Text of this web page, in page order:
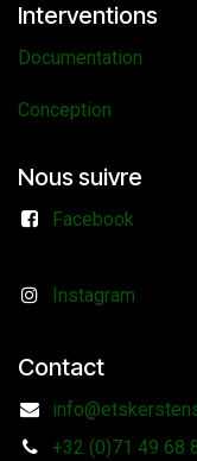
Interventions
Documentation
Conception
Nous suivre
Facebook
Instagram
Contact
+32 (0)71 49 68